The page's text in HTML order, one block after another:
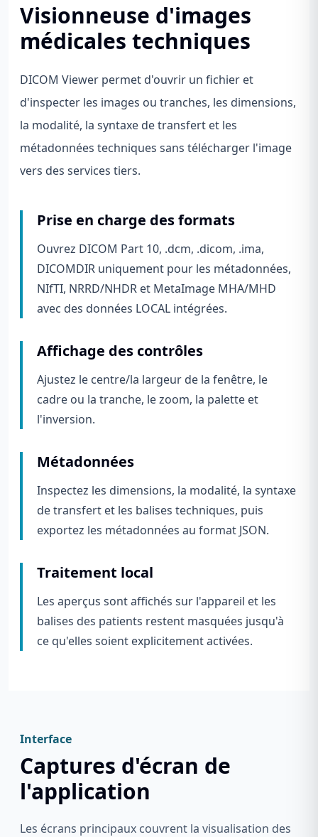
Visionneuse d'images
médicales techniques
DICOM Viewer permet d'ouvrir un fichier et
d'inspecter les images ou tranches, les dimensions,
la modalité, la syntaxe de transfert et les
métadonnées techniques sans télécharger l'image
vers des services tiers.
Prise en charge des formats
Ouvrez DICOM Part 10, .dcm, .dicom, .ima,
DICOMDIR uniquement pour les métadonnées,
NIfTI, NRRD/NHDR et MetaImage MHA/MHD
avec des données LOCAL intégrées.
Affichage des contrôles
Ajustez le centre/la largeur de la fenêtre, le
cadre ou la tranche, le zoom, la palette et
l'inversion.
Métadonnées
Inspectez les dimensions, la modalité, la syntaxe
de transfert et les balises techniques, puis
exportez les métadonnées au format JSON.
Traitement local
Les aperçus sont affichés sur l'appareil et les
balises des patients restent masquées jusqu'à
ce qu'elles soient explicitement activées.
Interface
Captures d'écran de
l'application
Les écrans principaux couvrent la visualisation des